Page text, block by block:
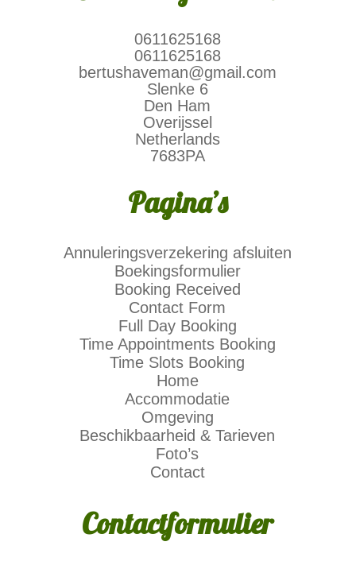
0611625168
0611625168
bertushaveman@gmail.com
Slenke 6
Den Ham
Overijssel
Netherlands
7683PA
Pagina’s
Annuleringsverzekering afsluiten
Boekingsformulier
Booking Received
Contact Form
Full Day Booking
Time Appointments Booking
Time Slots Booking
Home
Accommodatie
Omgeving
Beschikbaarheid & Tarieven
Foto’s
Contact
Contactformulier